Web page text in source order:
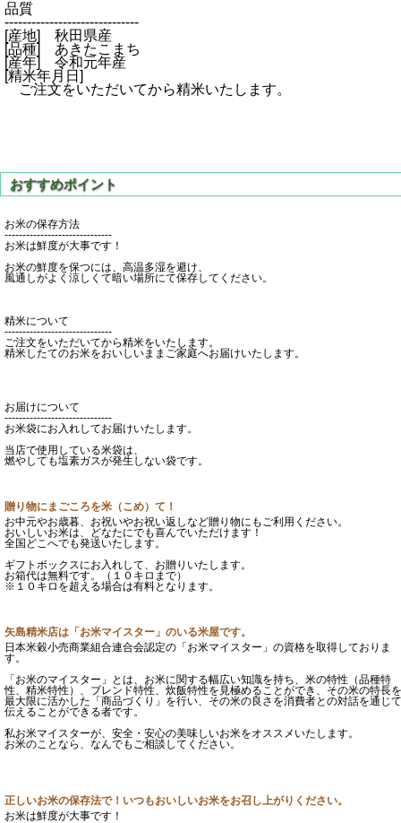
品質
------------------------------
[産地] 秋田県産
[品種] あきたこまち
[産年] 令和元年産
[精米年月日]
ご注文をいただいてから精米いたします。
お米の保存方法
------------------------------
お米は鮮度が大事です！
お米の鮮度を保つには、高温多湿を避け、
風通しがよく涼しくて暗い場所にて保存してください。
精米について
------------------------------
ご注文をいただいてから精米をいたします。
精米したてのお米をおいしいままご家庭へお届けいたします。
お届けについて
------------------------------
お米袋にお入れしてお届けいたします。
当店で使用している米袋は、
燃やしても塩素ガスが発生しない袋です。
贈り物にまごころを米（こめ）て！
お中元やお歳暮、お祝いやお祝い返しなど贈り物にもご利用ください。
おいしいお米は、どなたにでも喜んでいただけます！
全国どこへでも発送いたします。
ギフトボックスにお入れして、お贈りいたします。
お箱代は無料です。（１０キロまで）
※１０キロを超える場合は有料となります。
矢島精米店は「お米マイスター」のいる米屋です。
日本米穀小売商業組合連合会認定の「お米マイスター」の資格を取得しておりま
す。
「お米のマイスター」とは、お米に関する幅広い知識を持ち、米の特性（品種特
性、精米特性）、ブレンド特性、炊飯特性を見極めることができ、その米の特長を
最大限に活かした「商品づくり」を行い、その米の良さを消費者との対話を通じて
伝えることができる者です。
私お米マイスターが、安全・安心の美味しいお米をオススメいたします。
お米のことなら、なんでもご相談してください。
正しいお米の保存法で！いつもおいしいお米をお召し上がりください。
お米は鮮度が大事です！